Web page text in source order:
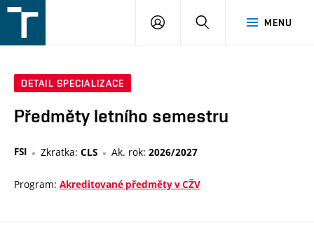
v
MENU
PŘIHLÁŠENÍ
DETAIL SPECIALIZACE
Předměty letního semestru
FSI Zkratka: CLS Ak. rok: 2026/2027
Program: Akreditované předměty v CŽV